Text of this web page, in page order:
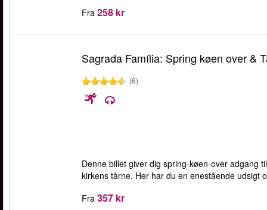
Fra 258 kr
Sagrada Família: Spring køen over &
(6)
Denne billet giver dig spring-køen-over adgang
kirkens tårne. Her har du en enestående udsigt
Fra 357 kr